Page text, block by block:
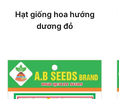
Hạt giống hoa hướng
dương đỏ